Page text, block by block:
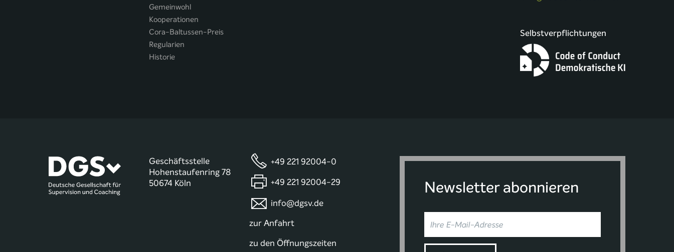
Gemeinwohl
Kooperationen
Cora-Baltussen-Preis
Regularien
Historie
Selbstverpflichtungen
Geschäftsstelle
Hohenstaufenring 78
50674 Köln
+49 221 92004-0
+49 221 92004-29
info@dgsv.de
zur Anfahrt
zu den Öffnungszeiten
Newsletter abonnieren